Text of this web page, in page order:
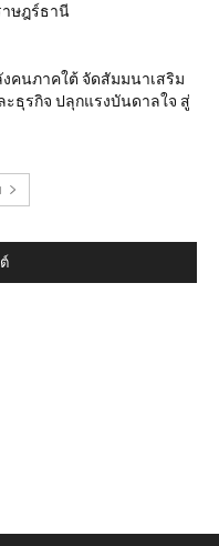
ษฎร์ธานี
คนภาคใต้ จัดสัมมนาเสริม
ธุรกิจ ปลุกแรงบันดาลใจ สู่